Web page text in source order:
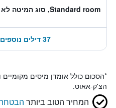
Standard room, סוג המיטה לא ידוע
37 דילים נוספים החל מ-₪161
*הסכום כולל אומדן מיסים
הצ'ק-אאוט.
המחיר הטוב ביותר